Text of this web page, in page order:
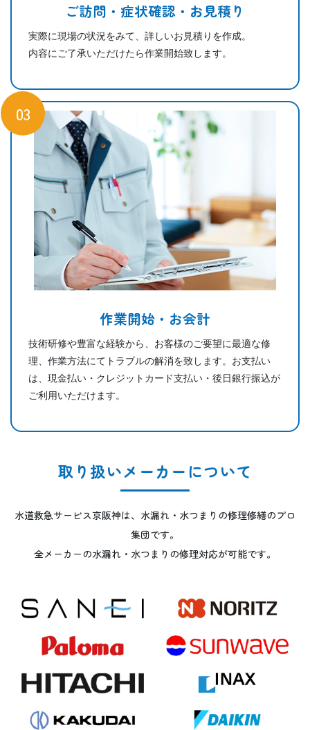
ご訪問・症状確認・お見積り
実際に現場の状況をみて、詳しいお見積りを作成。
内容にご了承いただけたら作業開始致します。
03
作業開始・お会計
技術研修や豊富な経験から、お客様のご要望に最適な修
理、作業方法にてトラブルの解消を致します。お支払い
は、現金払い・クレジットカード支払い・後日銀行振込が
ご利用いただけます。
取り扱いメーカーについて
水道救急サービス京阪神は、水漏れ・水つまりの修理修繕のプロ
集団です。
全メーカーの水漏れ・水つまりの修理対応が可能です。